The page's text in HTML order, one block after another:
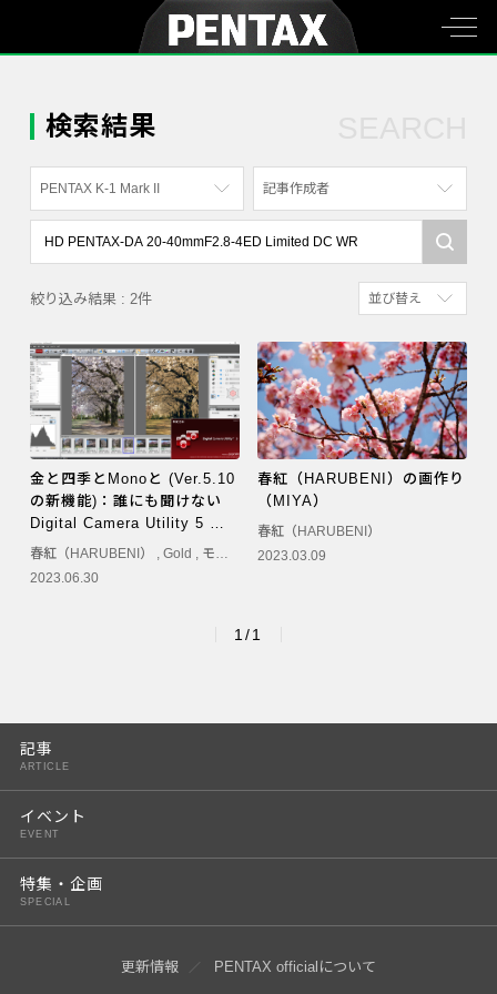
検索結果
PENTAX K-1 Mark II
すべて
PENTAX K-70
PENTAX KF
PENTAX K-1
PENTAX K-3 Mark III Monochrome
PENTAX 17
PENTAX Qシリーズ
PENTAX K-3 Mark III
PENTAX K-1 Mark II
記事作成者
すべて
写真家
漫画家
並び替え
新着順
参考にした人の多
アクセスが多い順
絞り込み結果 : 2件
金と四季とMonoと (Ver.5.10
の新機能)：誰にも聞けない
Digital Camera Utility 5 第
10回（こっしぃ）
春紅（HARUBENI） , Gold , モノクローム , 夏天（KATEN）
2023.06.30
春紅（HARUBENI）の画作り
（MIYA）
春紅（HARUBENI）
2023.03.09
1/1
記事
ARTICLE
イベント
EVENT
特集・企画
SPECIAL
更新情報 PENTAX officialについて